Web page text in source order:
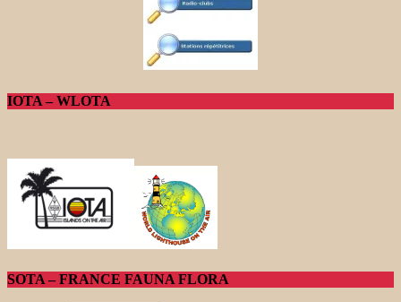
IOTA – WLOTA
SOTA – FRANCE FAUNA FLORA